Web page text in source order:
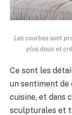
Les courbes sont
plus doux et
Ce sont les
un sentiment de
cuisine, et dans
sculpturales et